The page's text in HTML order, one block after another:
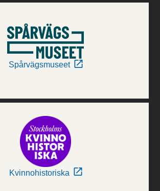
Spårvägsmuseet
Kvinnohistoriska